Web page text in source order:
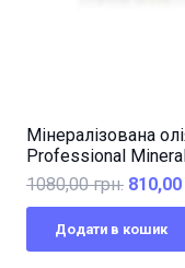
Мінералізована
Professional
1080,00грн.
ціна:
810,00
Додати в кошик